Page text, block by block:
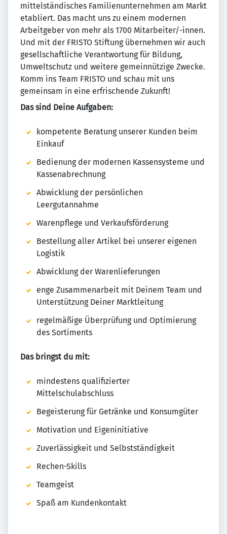
mittelständisches Familienunternehmen am Markt
etabliert. Das macht uns zu einem modernen
Arbeitgeber von mehr als 1700 Mitarbeiter/-innen.
Und mit der FRISTO Stiftung übernehmen wir auch
gesellschaftliche Verantwortung für Bildung,
Umweltschutz und weitere gemeinnützige Zwecke.
Komm ins Team FRISTO und schau mit uns
gemeinsam in eine erfrischende Zukunft!
Das sind Deine Aufgaben:
kompetente Beratung unserer Kunden beim
Einkauf
Bedienung der modernen Kassensysteme und
Kassenabrechnung
Abwicklung der persönlichen
Leergutannahme
Warenpflege und Verkaufsförderung
Bestellung aller Artikel bei unserer eigenen
Logistik
Abwicklung der Warenlieferungen
enge Zusammenarbeit mit Deinem Team und
Unterstützung Deiner Marktleitung
regelmäßige Überprüfung und Optimierung
des Sortiments
Das bringst du mit:
mindestens qualifizierter
Mittelschulabschluss
Begeisterung für Getränke und Konsumgüter
Motivation und Eigeninitiative
Zuverlässigkeit und Selbstständigkeit
Rechen-Skills
Teamgeist
Spaß am Kundenkontakt